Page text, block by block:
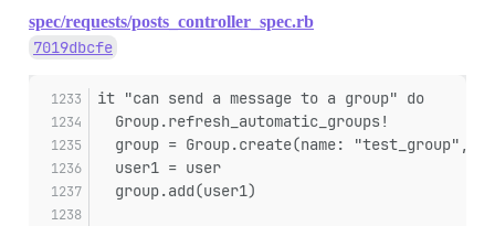
spec/requests/posts_controller_spec.rb
7019dbcfe
it "can send a message to a group" do
  Group.refresh_automatic_groups!
group = Group.create(name: "test_group",
  user1 = user
  group.add(user1)